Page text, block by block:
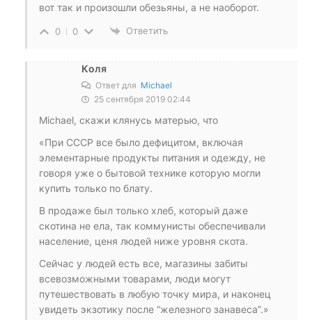
вот так и произошли обезьяны, а не наоборот.
0 0 Ответить
Коля
Ответ для Michael
25 сентября 2019 02:44
Michael, скажи клянусь матерью, что
«При СССР все было дефицитом, включая
элементарные продукты питания и одежду, не
говоря уже о бытовой технике которую могли
купить только по блату.
В продаже был только хлеб, который даже
скотина не ела, так коммунисты обеспечивали
население, ценя людей ниже уровня скота.
Сейчас у людей есть все, магазины забиты
всевозможными товарами, люди могут
путешествовать в любую точку мира, и наконец
увидеть экзотику после “железного занавеса”.»